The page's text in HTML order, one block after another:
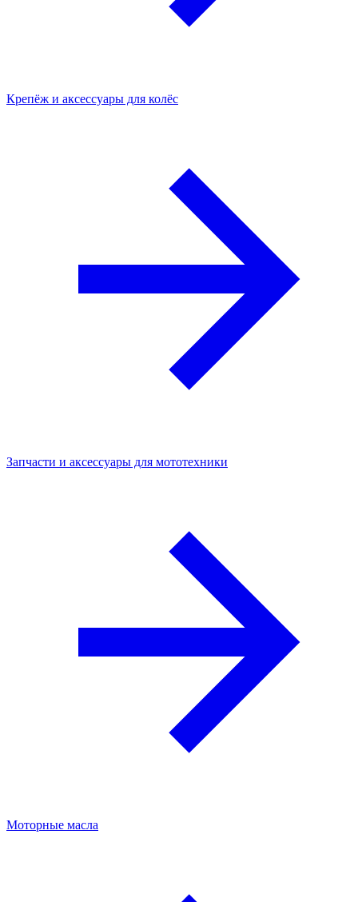
Крепёж и аксессуары для колёс
Запчасти и аксессуары для мототехники
Моторные масла